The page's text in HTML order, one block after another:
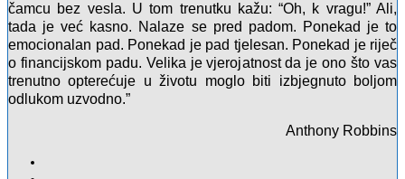
čamcu bez vesla. U tom trenutku kažu: “Oh, k vragu!” Ali,
tada je već kasno. Nalaze se pred padom. Ponekad je to
emocionalan pad. Ponekad je pad tjelesan. Ponekad je riječ
o financijskom padu. Velika je vjerojatnost da je ono što vas
trenutno opterećuje u životu moglo biti izbjegnuto boljom
odlukom uzvodno.”
Anthony Robbins